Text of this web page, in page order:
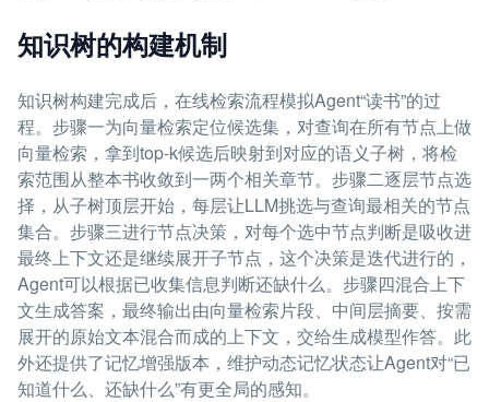
知识树的构建机制
知识树构建完成后，在线检索流程模拟Agent“读书”的过
程。步骤一为向量检索定位候选集，对查询在所有节点上做
向量检索，拿到top-k候选后映射到对应的语义子树，将检
索范围从整本书收敛到一两个相关章节。步骤二逐层节点选
择，从子树顶层开始，每层让LLM挑选与查询最相关的节点
集合。步骤三进行节点决策，对每个选中节点判断是吸收进
最终上下文还是继续展开子节点，这个决策是迭代进行的，
Agent可以根据已收集信息判断还缺什么。步骤四混合上下
文生成答案，最终输出由向量检索片段、中间层摘要、按需
展开的原始文本混合而成的上下文，交给生成模型作答。此
外还提供了记忆增强版本，维护动态记忆状态让Agent对“已
知道什么、还缺什么”有更全局的感知。